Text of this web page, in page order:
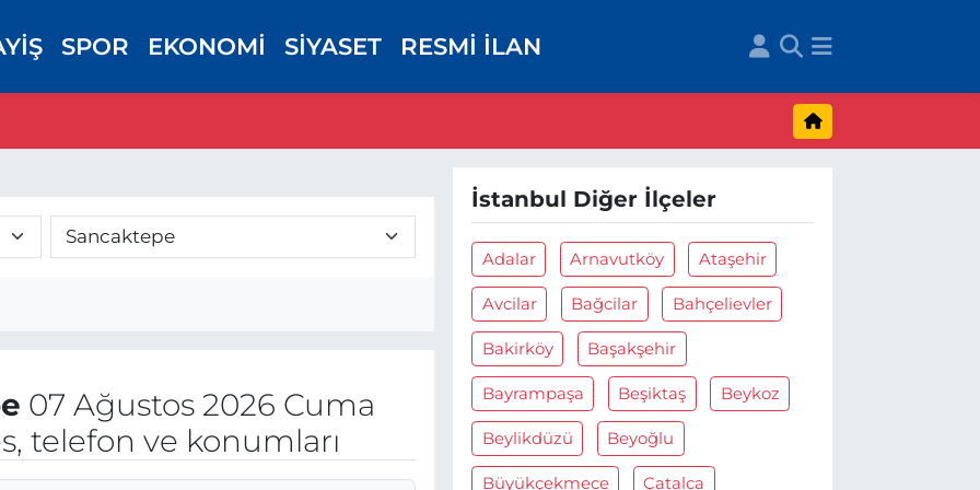
SPOR EKONOMİ SİYASET RESMİ İLAN
07 Ağustos 2026 Cuma
telefon ve konumları
İstanbul Diğer İlçeler
Adalar Arnavutköy Ataşehir
Avcilar Bağcilar Bahçelievler
Bakirköy Başakşehir
Bayrampaşa Beşiktaş Beykoz
Beylikdüzü Beyoğlu
Büyükçekmece Çatalca